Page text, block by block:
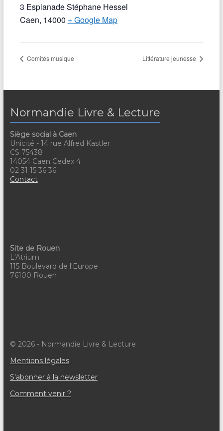
3 Esplanade Stéphane Hessel
Caen, 14000 + Google Map
Comités musique Littérature jeunesse
Normandie Livre & Lecture
Siège social à Caen
Unicité - 14 rue Alfred Kastler
CS 75438
14054 Caen Cedex 4
02 31 15 36 36
Contact
Site de Rouen
L'Atrium
115 Boulevard de l'Europe
76100 Rouen
© 2026 - Normandie Livre & Lecture
Mentions légales
S'abonner à la newsletter
Comment venir ?